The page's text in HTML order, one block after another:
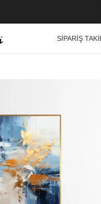
SIPARIŞ